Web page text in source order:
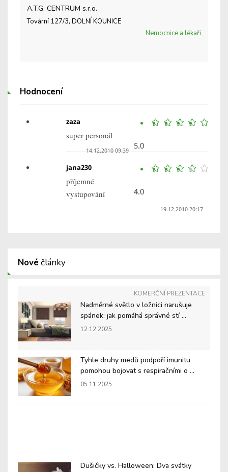
A.T.G. CENTRUM s.r.o.
Tovární 127/3, DOLNÍ KOUNICE
Nemocnice a lékaři
Hodnocení
5.0
zaza
super personál
14.12.2010 09:39
4.0
jana230
příjemné
vystupování
19.12.2010 20:17
Nové články
KOMERČNÍ PREZENTACE
Nadměrné světlo v ložnici narušuje
spánek: jak pomáhá správné stí ...
12.12.2025
Tyhle druhy medů podpoří imunitu
pomohou bojovat s respiračními o ...
05.11.2025
Dušičky vs. Halloween: Dva svátky